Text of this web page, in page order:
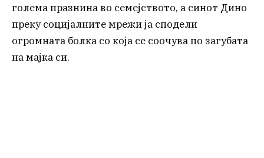
голема празнина во семејството, а синот Дино
преку социјалните мрежи ја сподели
огромната болка со која се соочува по загубата
на мајка си.